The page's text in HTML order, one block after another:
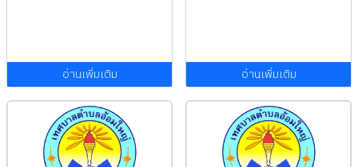
อ่านเพิ่มเติม อ่านเพิ่มเติม